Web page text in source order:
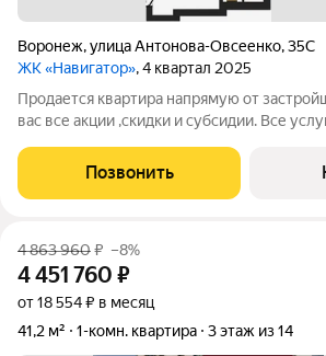
Воронеж,улица Антонова-Овсеенко,35С
ЖК «Навигатор», 4 квартал 2025
Продается квартира напрямую от
вас все акции ,скидки и субсидии. Все
получаете подарок телевизор на кухню.
расположен в
Позвонить
4 863 960₽ –8%
4 451 760 ₽
от 18 554 ₽ в месяц
41,2 м²
1-комн. квартира 3 этаж из 14